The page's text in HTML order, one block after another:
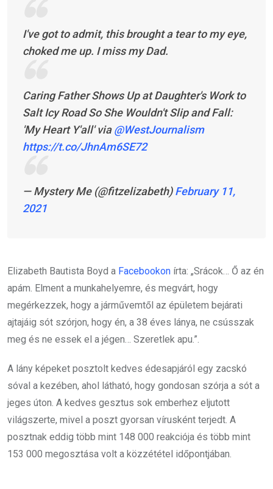
I've got to admit, this brought a tear to my eye,
choked me up. I miss my Dad.
Caring Father Shows Up at Daughter's Work to
Salt Icy Road So She Wouldn't Slip and Fall:
'My Heart Y'all' via@WestJournalism
https://t.co/JhnAm6SE72
— Mystery Me (@fitzelizabeth)February 11,
2021
Elizabeth Bautista Boyd a Facebookon írta: „Srácok… Ő az én
apám. Elment a munkahelyemre, és megvárt, hogy
megérkezzek, hogy a járművemtől az épületem bejárati
ajtajáig sót szórjon, hogy én, a 38 éves lánya, ne csússzak
meg és ne essek el a jégen… Szeretlek apu.”.
A lány képeket posztolt kedves édesapjáról egy zacskó
sóval a kezében, ahol látható, hogy gondosan szórja a sót a
jeges úton. A kedves gesztus sok emberhez eljutott
világszerte, mivel a poszt gyorsan vírusként terjedt. A
posztnak eddig több mint 148 000 reakciója és több mint
153 000 megosztása volt a közzététel időpontjában.